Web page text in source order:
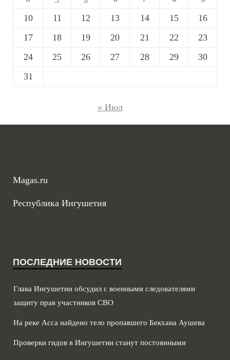
10
11 12 13 14 15
16
17
18 19 20 21 22
23
24
25 26 27 28 29
30
31
« Июл
Magas.ru
Республика Ингушетия
ПОСЛЕДНИЕ НОВОСТИ
Глава Ингушетии обсудил с военными следователями
защиту прав участников СВО
На реке Асса найдено тело пропавшего Бекхана Аушева
Проверки гидов в Ингушетии станут постоянными